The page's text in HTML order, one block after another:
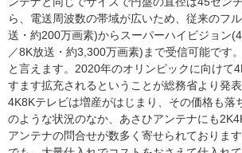
ら、電送周波数の帯域が広いため、従来のフ
送・約200万画素)からスーパーハイビジョン
／8K放送・約3,300万画素)まで受信可能です
と言えます。2020年のオリンピックに向けて
すます拡充されるということが総務省より発
4K8Kテレビは増産がはじまり、その価格も落
のような状況のなか、あさひアンテナにも
アンテナの問合せが数多く寄せられておりま